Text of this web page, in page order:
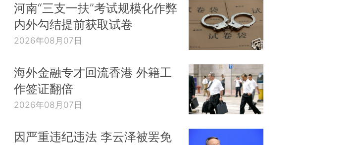
河南“三支一扶”考试规模化作弊
内外勾结提前获取试卷
2026年08月07日
海外金融专才回流香港 外籍工
作签证翻倍
2026年08月07日
因严重违纪违法 李云泽被罢免